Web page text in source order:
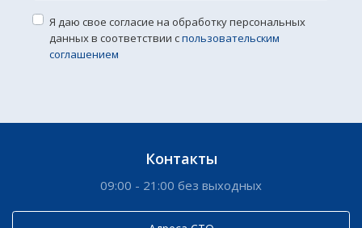
Я даю свое согласие на обработку персональных
данных в соответствии спользовательским
соглашением
Контакты
09:00 - 21:00 без выходных